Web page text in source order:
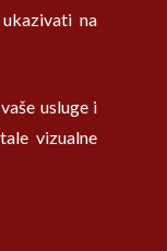
na
usluge i
vizualne